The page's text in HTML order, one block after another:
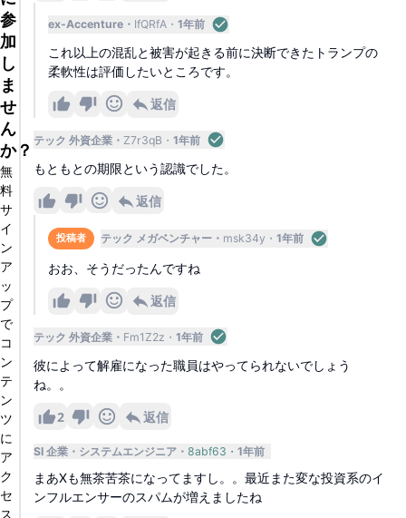
参
加
し
ま
せ
ん
か？
無
料
サ
イ
ン
ア
ッ
プ
で
コ
ン
テ
ン
ツ
に
ア
ク
セ
ス
ex-Accenture IfQRfA 1年前
これ以上の混乱と被害が起きる前に決断できたトランプの
柔軟性は評価したいところです。
返信
テック 外資企業 Z7r3qB 1年前
もともとの期限という認識でした。
返信
投稿者 テック メガベンチャー msk34y 1年前
おお、そうだったんですね
返信
テック 外資企業 Fm1Z2z 1年前
彼によって解雇になった職員はやってられないでしょう
ね。。
2 返信
SI 企業 システムエンジニア 8abf63 1年前
まあXも無茶苦茶になってますし。。最近また変な投資系のイ
ンフルエンサーのスパムが増えましたね